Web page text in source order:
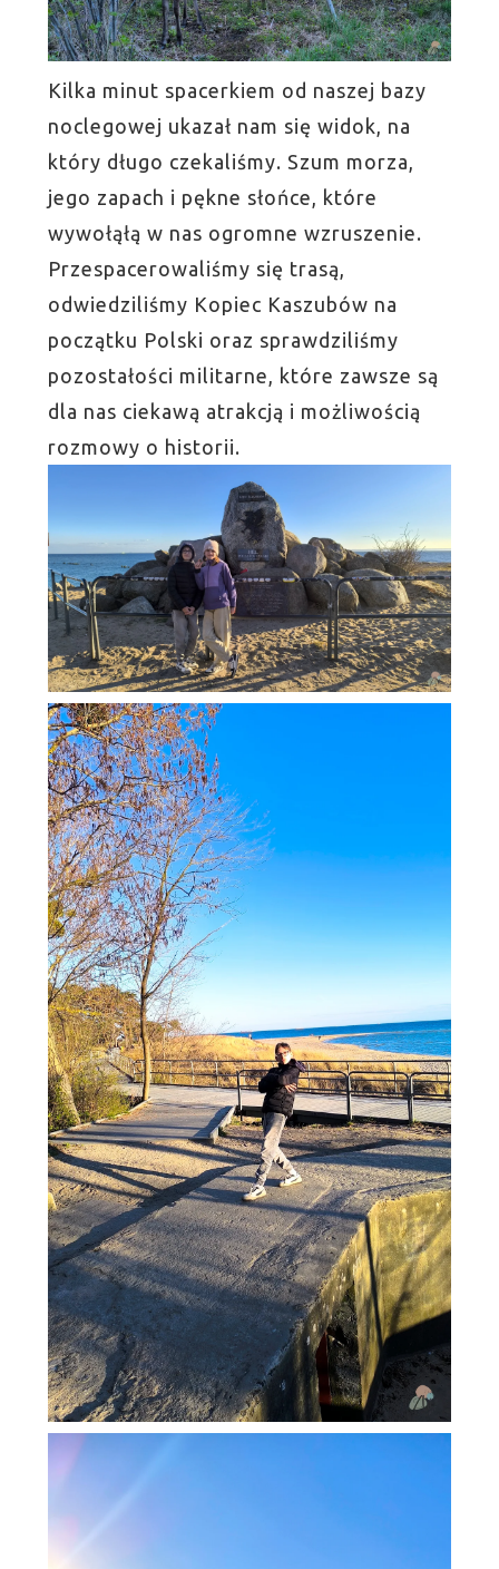
Kilka minut spacerkiem od naszej bazy
noclegowej ukazał nam się widok, na
który długo czekaliśmy. Szum morza,
jego zapach i pękne słońce, które
wywołąłą w nas ogromne wzruszenie.
Przespacerowaliśmy się trasą,
odwiedziliśmy Kopiec Kaszubów na
początku Polski oraz sprawdziliśmy
pozostałości militarne, które zawsze są
dla nas ciekawą atrakcją i możliwością
rozmowy o historii.